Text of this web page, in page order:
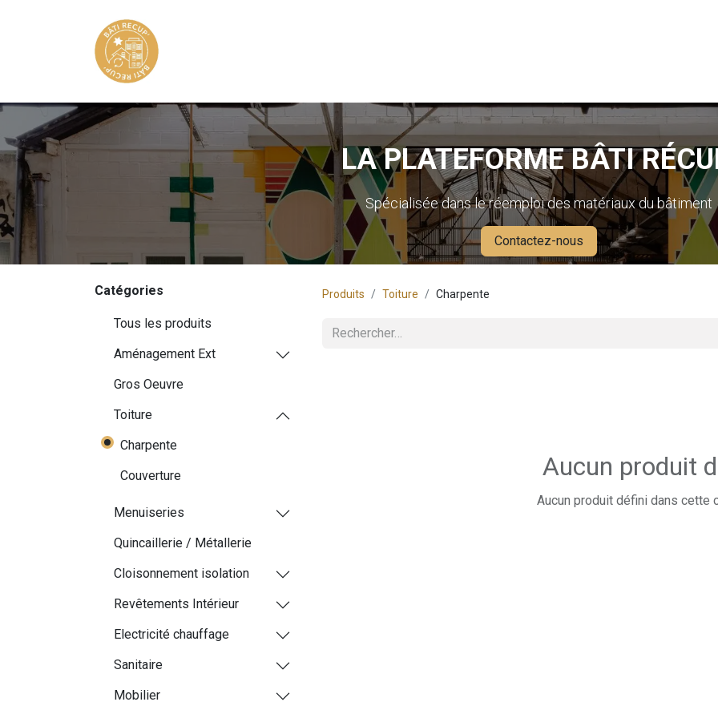
Comment ça
LA PLATEFORME BÂTI
Spécialisée dans le réemploi des matériaux du bâtiment
Contactez-nous
Catégories
Tous les produits
Aménagement Ext
Gros Oeuvre
Toiture
Charpente
Couverture
Menuiseries
Quincaillerie / Métallerie
Cloisonnement isolation
Revêtements Intérieur
Electricité chauffage
Sanitaire
Mobilier
Produits Toiture Charpente
Aucun produit
Aucun produit défini dans cette